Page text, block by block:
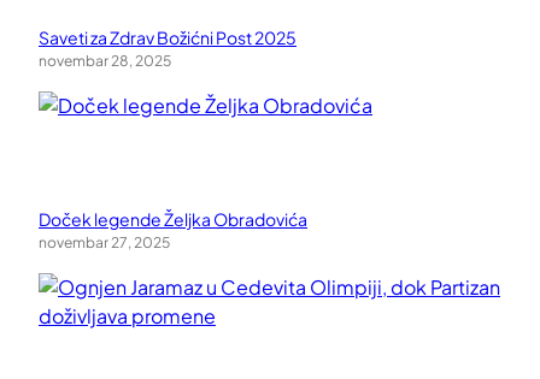
Saveti za Zdrav Božićni Post 2025
novembar 28, 2025
Doček legende Željka Obradovića
novembar 27, 2025